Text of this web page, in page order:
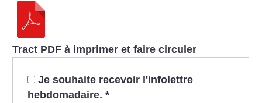
Tract PDF à imprimer et faire circuler
Je souhaite recevoir l'infolettre
hebdomadaire. *